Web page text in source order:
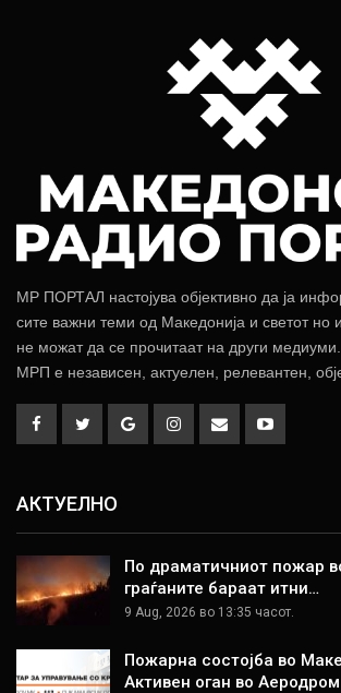
МР ПОРТАЛ настојува објективно да ја
сите важни теми од Македонија и светот но
не можат да се прочитаат на други медиуми.
МРП е независен, актуелен, релевантен,
АКТУЕЛНО
По драматичниот пожар
граѓаните бараат итни…
9 Aug, 2026 во 13:35 часот.
Пожарна состојба во
Активен оган во